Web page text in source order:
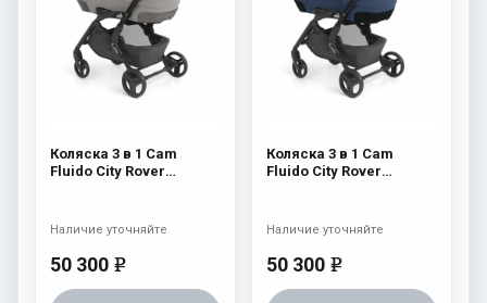
Коляска 3 в 1 Cam
Fluido City Rover
50 300 e
Наличие уточняйте
Коляска 3 в 1 Cam
Fluido City Rover
50 300 e
Наличие уточняйте